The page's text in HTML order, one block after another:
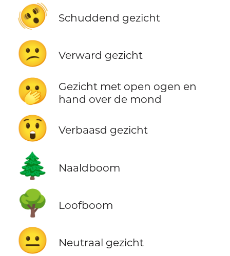
🫨 Schuddend gezicht
😕 Verward gezicht
🫢
Gezicht met open ogen en
hand over de mond
😲 Verbaasd gezicht
🌲 Naaldboom
🌳 Loofboom
😐 Neutraal gezicht